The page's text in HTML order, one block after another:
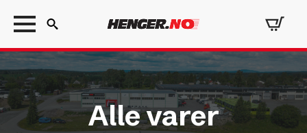
Search
for:
Alle varer